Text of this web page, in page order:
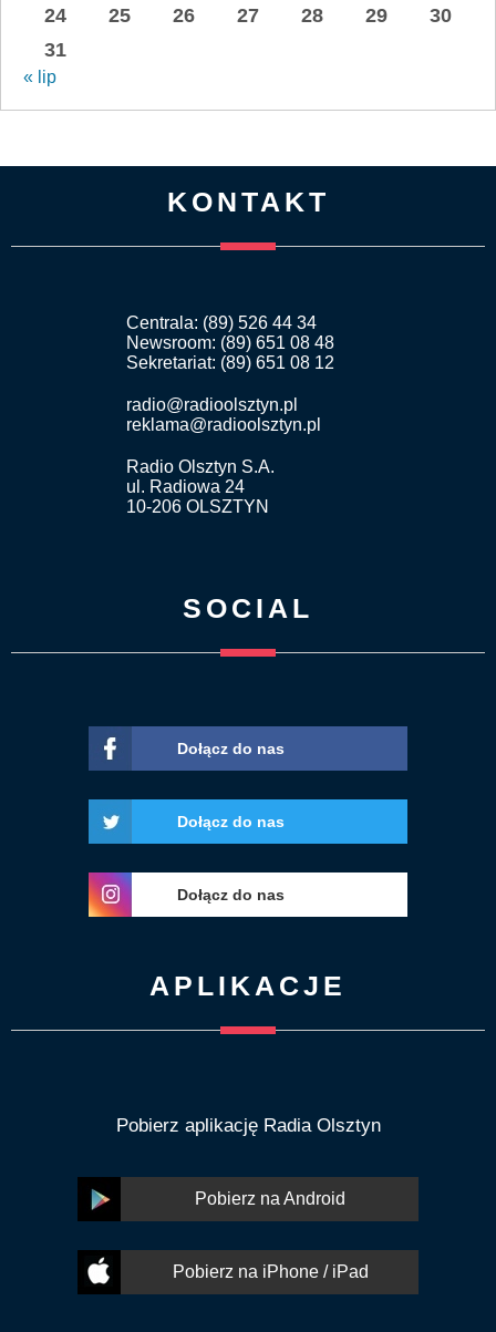
24
25 26 27 28 29
30
31
« lip
KONTAKT
Centrala: (89) 526 44 34
Newsroom: (89) 651 08 48
Sekretariat: (89) 651 08 12
radio@radioolsztyn.pl
reklama@radioolsztyn.pl
Radio Olsztyn S.A.
ul. Radiowa 24
10-206 OLSZTYN
SOCIAL
Dołącz do nas
Dołącz do nas
Dołącz do nas
APLIKACJE
Pobierz aplikację Radia Olsztyn
Pobierz na Android
Pobierz na iPhone / iPad